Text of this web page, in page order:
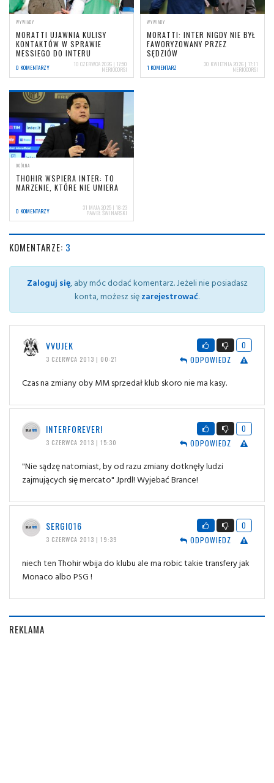
WYWIADY
MORATTI UJAWNIA KULISY
KONTAKTÓW W SPRAWIE
MESSIEGO DO INTERU
0 KOMENTARZY 10 CZERWCA 2026 | 17:50
NERIOCORSI
WYWIADY
MORATTI: INTER NIGDY NIE BYŁ
FAWORYZOWANY PRZEZ
SĘDZIÓW
1 KOMENTARZ 30 KWIETNIA 2026 | 17:11
NERIOCORSI
OGÓLNA
THOHIR WSPIERA INTER: TO
MARZENIE, KTÓRE NIE UMIERA
0 KOMENTARZY 31 MAJA 2025 | 18:23
PAWEŁ ŚWINARSKI
KOMENTARZE: 3
Zaloguj się, aby móc dodać komentarz. Jeżeli nie posiadasz
konta, możesz sięzarejestrować.
VVUJEK
3 CZERWCA 2013 | 00:21
0
ODPOWIEDZ
Czas na zmiany oby MM sprzedał klub skoro nie ma kasy.
INTERFOREVER!
3 CZERWCA 2013 | 15:30
0
ODPOWIEDZ
"Nie sądzę natomiast, by od razu zmiany dotknęły ludzi
zajmujących się mercato" Jprdl! Wyjebać Brance!
SERGIO16
3 CZERWCA 2013 | 19:39
0
ODPOWIEDZ
niech ten Thohir wbija do klubu ale ma robic takie transfery jak
Monaco albo PSG !
REKLAMA